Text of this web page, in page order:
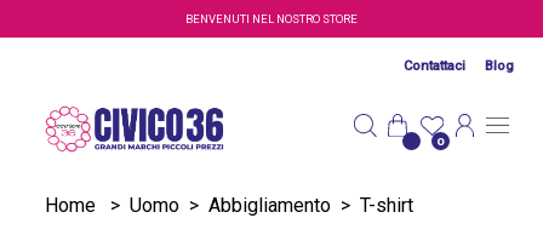
Salta al contenuto principaleBENVENUTI NEL NOSTRO STORE
Contattaci Blog
0
Home > Uomo > Abbigliamento > T-shirt